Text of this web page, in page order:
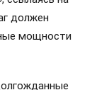
должен
мощности